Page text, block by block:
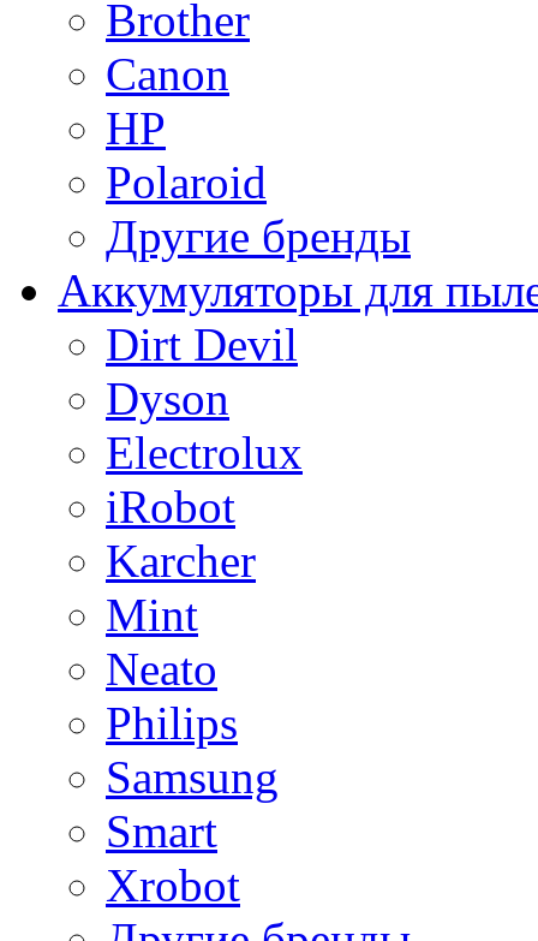
Brother
Canon
HP
Polaroid
Другие бренды
Аккумуляторы для
Dirt Devil
Dyson
Electrolux
iRobot
Karcher
Mint
Neato
Philips
Samsung
Smart
Xrobot